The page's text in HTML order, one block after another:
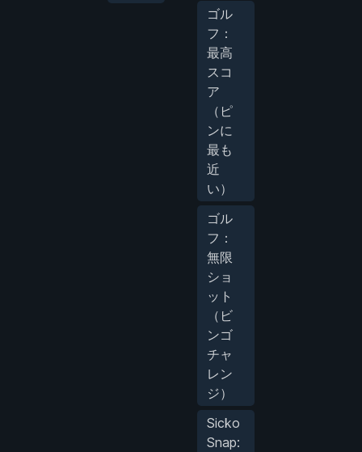
ゴル
フ：
最高
スコ
ア
（ピ
ンに
最も
近
い）
ゴル
フ：
無限
ショ
ット
（ビ
ンゴ
チャ
レン
ジ）
Sicko
Snap: